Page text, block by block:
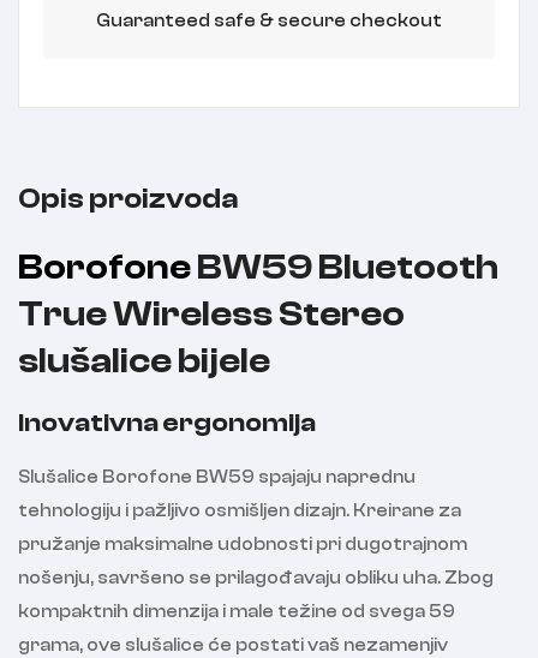
Guaranteed safe & secure checkout
Opis proizvoda
BorofoneBW59 Bluetooth
True Wireless Stereo
slušalice bijele
Inovativna ergonomija
Slušalice Borofone BW59 spajaju naprednu
tehnologiju i pažljivo osmišljen dizajn. Kreirane za
pružanje maksimalne udobnosti pri dugotrajnom
nošenju, savršeno se prilagođavaju obliku uha. Zbog
kompaktnih dimenzija i male težine od svega 59
grama, ove slušalice će postati vaš nezamenjiv